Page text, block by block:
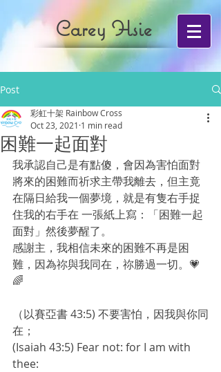
Carey Hsie
Post
困難一起面對
彩虹十架 Rainbow Cross
Oct 23, 2021 1 min read
我承認自己是有點傻，會因為害怕面對
將來的困難而祈求主帶我離去，但主竟
在隔日給我一個夢境，就是有隻右手捉
住我的右手在 一張紙上寫：「困難一起
面對」然後夢醒了。
感謝主，我相信未來的困難不再是困
難，因為祢與我同在，祢勝過一切。💗
🌈
（以賽亞書 43:5) 不要害怕，因我與你同
在；
(Isaiah 43:5) Fear not: for I am with
thee: